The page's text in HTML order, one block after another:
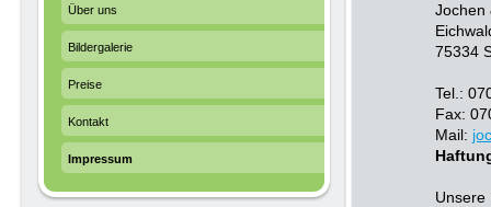
Jochen
75334
Tel.:
Fax:
Mail:
Unsere
Über uns
Bildergalerie
Preise
Kontakt
Impressum